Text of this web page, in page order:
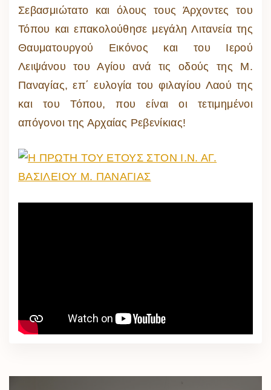
Σεβασμιώτατο και όλους τους Άρχοντες του
Τόπου και επακολούθησε μεγάλη Λιτανεία της
Θαυματουργού Εικόνος και του Ιερού
Λειψάνου του Αγίου ανά τις οδούς της Μ.
Παναγίας, επ΄ ευλογία του φιλαγίου Λαού της
και του Τόπου, που είναι οι τετιμημένοι
απόγονοι της Αρχαίας Ρεβενίκιας!